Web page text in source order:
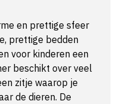
en prettige sfeer
prettige bedden
voor kinderen een
beschikt over veel
zitje waarop je
de dieren. De